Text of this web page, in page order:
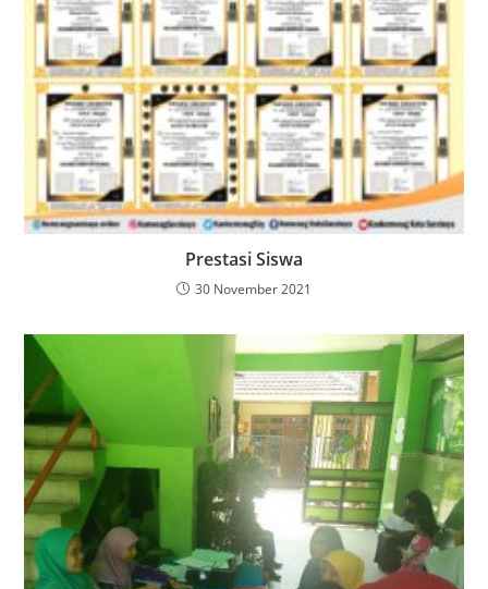
Prestasi Siswa
30 November 2021